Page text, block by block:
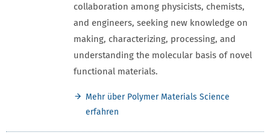
collaboration among physicists, chemists,
and engineers, seeking new knowledge on
making, characterizing, processing, and
understanding the molecular basis of novel
functional materials.
Mehr über Polymer Materials Science
erfahren